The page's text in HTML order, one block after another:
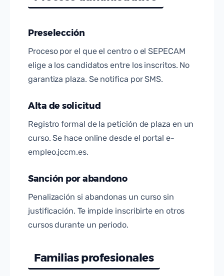
Preselección
Proceso por el que el centro o el SEPECAM
elige a los candidatos entre los inscritos. No
garantiza plaza. Se notifica por SMS.
Alta de solicitud
Registro formal de la petición de plaza en un
curso. Se hace online desde el portal e-
empleo.jccm.es.
Sanción por abandono
Penalización si abandonas un curso sin
justificación. Te impide inscribirte en otros
cursos durante un periodo.
Familias profesionales